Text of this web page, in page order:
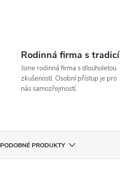
Rodinná firma s tradicí
Jsme rodinná firma s dlouholetou
zkušeností. Osobní přístup je pro
nás samozřejmostí.
PODOBNÉ PRODUKTY